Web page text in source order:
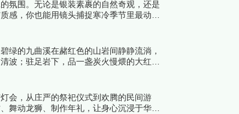
氛围。无论是银装素裹的自然奇观，还是
感，你也能用镜头捕捉寒冷季节里最动人
绿的九曲溪在赭红色的山岩间静静流淌，
波；驻足岩下，品一盏炭火慢煨的大红
跟着榜中榜编辑一起来看看详细名单吧！
会，从庄严的祭祀仪式到欢腾的民间游
舞动龙狮、制作年礼，让身心沉浸于华夏